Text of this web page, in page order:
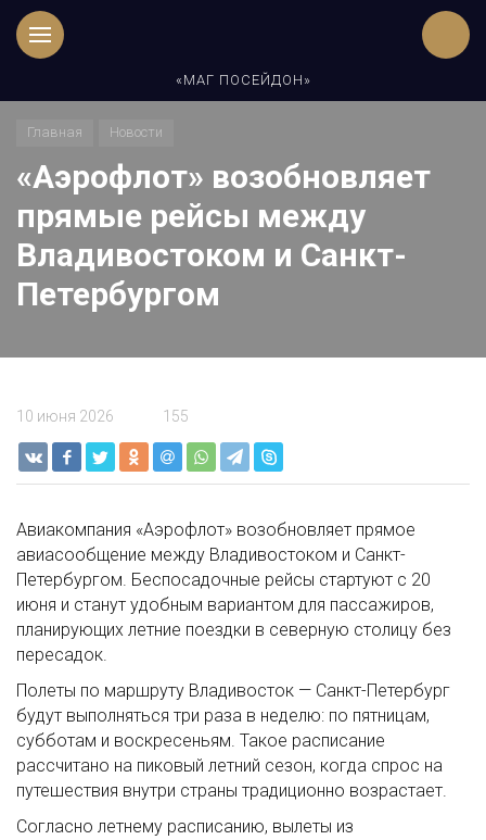
«МАГ ПОСЕЙДОН»
Главная Новости
«Аэрофлот» возобновляет
прямые рейсы между
Владивостоком и Санкт-
Петербургом
10 июня 2026 155
Авиакомпания «Аэрофлот» возобновляет прямое
авиасообщение между Владивостоком и Санкт-
Петербургом. Беспосадочные рейсы стартуют с 20
июня и станут удобным вариантом для пассажиров,
планирующих летние поездки в северную столицу без
пересадок.
Полеты по маршруту Владивосток — Санкт-Петербург
будут выполняться три раза в неделю: по пятницам,
субботам и воскресеньям. Такое расписание
рассчитано на пиковый летний сезон, когда спрос на
путешествия внутри страны традиционно возрастает.
Согласно летнему расписанию, вылеты из